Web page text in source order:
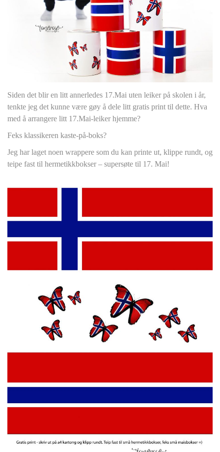
Siden det blir en litt annerledes 17.Mai uten leiker på skolen i år,
tenkte jeg det kunne være gøy å dele litt gratis print til dette. Hva
med å arrangere litt 17.Mai-leiker hjemme?
Feks klassikeren kaste-på-boks?
Jeg har laget noen wrappere som du kan printe ut, klippe rundt, og
teipe fast til hermetikkbokser – supersøte til 17. Mai!